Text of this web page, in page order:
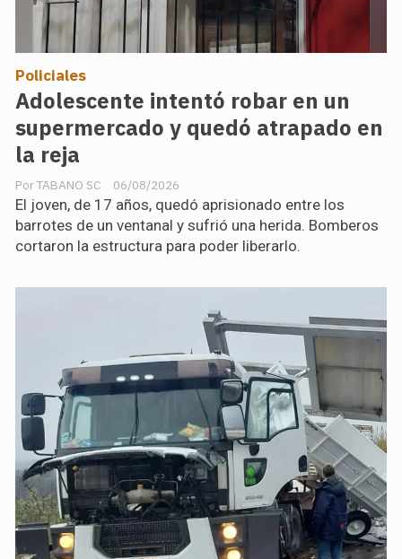
Adolescente intentó robar en un
supermercado y quedó atrapado en
la reja
TABANO SC
Policiales
06/08/2026
El joven, de 17 años, quedó aprisionado entre los
barrotes de un ventanal y sufrió una herida. Bomberos
cortaron la estructura para poder liberarlo.